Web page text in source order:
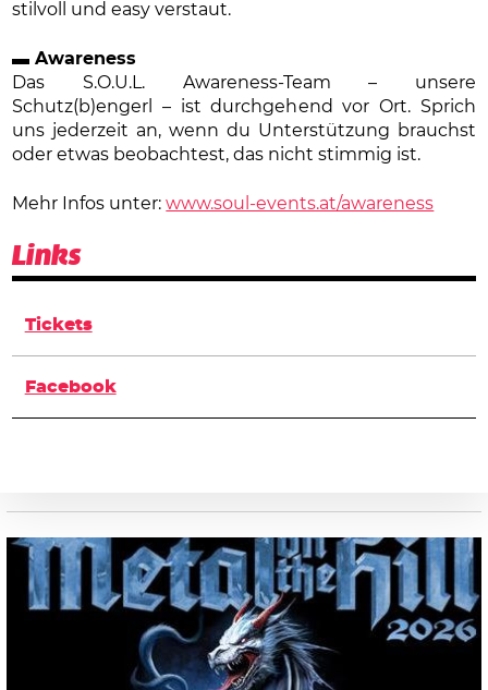
stilvoll und easy verstaut.
▬ Awareness
Das S.O.U.L. Awareness-Team – unsere
Schutz(b)engerl – ist durchgehend vor Ort. Sprich
uns jederzeit an, wenn du Unterstützung brauchst
oder etwas beobachtest, das nicht stimmig ist.
Mehr Infos unter:www.soul-events.at/awareness
Links
Tickets
Facebook